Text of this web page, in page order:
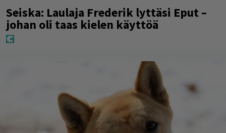
Seiska: Laulaja Frederik lyttäsi Eput –
johan oli taas kielen käyttöä